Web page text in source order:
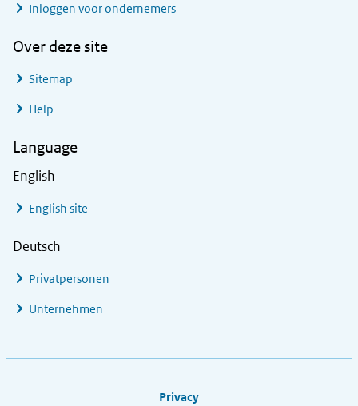
Inloggen voor ondernemers
Over deze site
Sitemap
Help
Language
English
English site
Deutsch
Privatpersonen
Unternehmen
Privacy